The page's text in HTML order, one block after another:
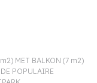
MET BALKON (7 m2)
POPULAIRE